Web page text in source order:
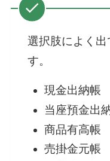
選択肢によく
す。
現金出納帳
当座預金出
商品有高帳
売掛金元帳